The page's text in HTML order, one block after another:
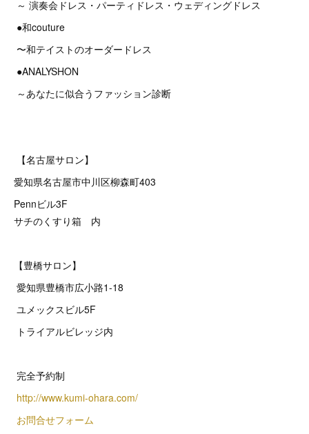
～ 演奏会ドレス・パーティドレス・ウェディングドレス
●和couture
〜和テイストのオーダードレス
●ANALYSHON
～あなたに似合うファッション診断
【名古屋サロン】
愛知県名古屋市中川区柳森町403
Pennビル3F
サチのくすり箱 内
【豊橋サロン】
愛知県豊橋市広小路1-18
ユメックスビル5F
トライアルビレッジ内
完全予約制
http://www.kumi-ohara.com/
お問合せフォーム